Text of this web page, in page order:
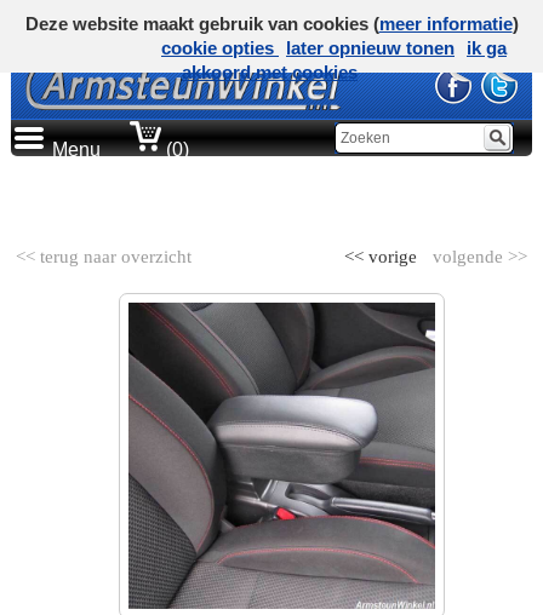
Menu (0)
<< terug naar overzicht volgende >>
<< vorige
Deze website maakt gebruik van cookies (meer informatie)
cookie opties
later opnieuw tonen
ik ga
akkoord met cookies